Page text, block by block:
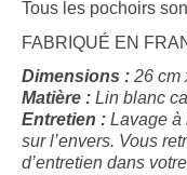
Tous les pochoirs
FABRIQUÉ EN
Dimensions : 26 cm
Matière : Lin blanc
Entretien : Lavage à
sur l’envers. Vous
d’entretien dans